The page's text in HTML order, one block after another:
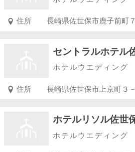
住所 長崎県佐世保市鹿子前町
セントラルホテル
ホテルウエディング
住所 長崎県佐世保市上京町３
ホテルリソル佐世
ホテルウエディング